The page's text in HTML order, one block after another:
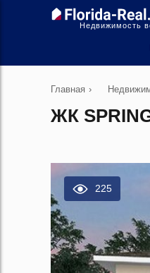
Недвижимость
Главная ›
ЖК
225